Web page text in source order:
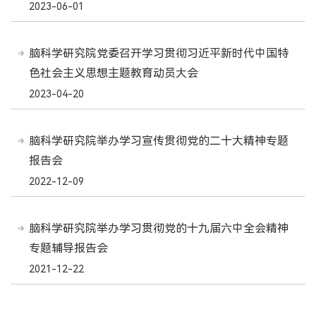
2023-06-01
脑科学研究院党委召开学习贯彻习近平新时代中国特
色社会主义思想主题教育动员大会
2023-04-20
脑科学研究院举办学习宣传贯彻党的二十大精神专题
报告会
2022-12-09
脑科学研究院举办学习贯彻党的十九届六中全会精神
专题辅导报告会
2021-12-22